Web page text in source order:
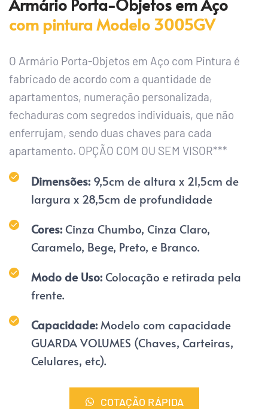
com pintura Modelo 3005GV
O Armário Porta-Objetos em Aço com Pintura é
fabricado de acordo com a quantidade de
apartamentos, numeração personalizada,
fechaduras com segredos individuais, que não
enferrujam, sendo duas chaves para cada
apartamento. OPÇÃO COM OU SEM VISOR***
Dimensões: 9,5cm de altura x 21,5cm de
largura x 28,5cm de profundidade
Cores: Cinza Chumbo, Cinza Claro,
Caramelo, Bege, Preto, e Branco.
Modo de Uso: Colocação e retirada pela
frente.
Capacidade: Modelo com capacidade
GUARDA VOLUMES (Chaves, Carteiras,
Celulares, etc).
COTAÇÃO RÁPIDA